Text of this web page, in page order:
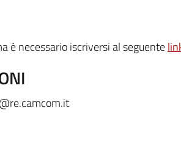
è necessario iscriversi al seguente